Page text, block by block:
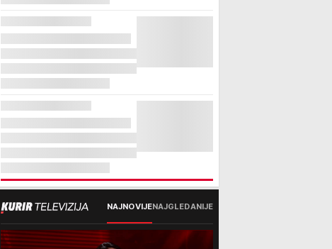
NAJNOVIJENAJGLEDANIJE